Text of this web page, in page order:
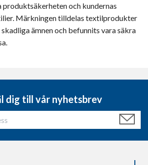
och kundernas
Märkningen tilldelas textilprodukter
ämnen och befunnits vara säkra
dig till vår nyhetsbrev